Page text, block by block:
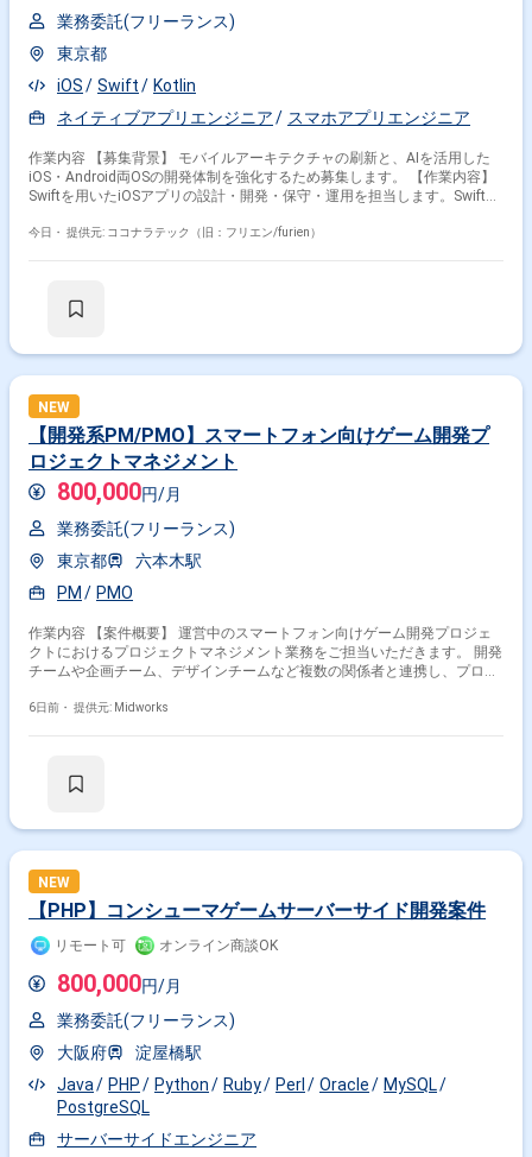
業務委託(フリーランス)
東京都
iOS
Swift
Kotlin
ネイティブアプリエンジニア
スマホアプリエンジニア
作業内容 【募集背景】 モバイルアーキテクチャの刷新と、AIを活用した
iOS・Android両OSの開発体制を強化するため募集します。 【作業内容】
Swiftを用いたiOSアプリの設計・開発・保守・運用を担当します。SwiftUI
装計画・コード生成・レビューの効率化を行います。要件定義からリリー
で、チームと連携しながら成果創出に取り組める方に適したポジションで
Compose、Google Cloud、gRPC、Protocol Buffers、Bitrise、GitHub
Actions、Terraform、BigQuery、Figmaなどを使用します。
今日・ 提供元: ココナラテック（旧：フリエン/furien）
NEW
【開発系PM/PMO】スマートフォン向けゲーム開発プ
ロジェクトマネジメント
800,000円/月
業務委託(フリーランス)
東京都
六本木駅
PM
PMO
作業内容 【案件概要】 運営中のスマートフォン向けゲーム開発プロジェ
クトにおけるプロジェクトマネジメント業務をご担当いただきます。 開発
チームや企画チーム、デザインチームなど複数の関係者と連携し、プロジ
画策定や課題解決を推進し、安定した開発体制の構築を支援していただき
よび開発進捗管理を担当します ・品質、コスト、納期を考慮したプロジェ
6日前・ 提供元: Midworks
NEW
【PHP】コンシューマゲームサーバーサイド開発案件
リモート可 オンライン商談OK
800,000円/月
業務委託(フリーランス)
大阪府
淀屋橋駅
Java
PHP Python Ruby Perl Oracle
MySQL
PostgreSQL
サーバーサイドエンジニア